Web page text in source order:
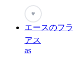
♥
エースのフ
アス
as